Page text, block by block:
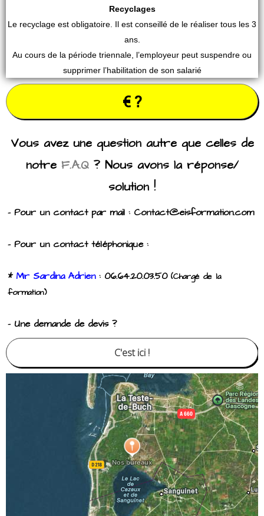
Recyclages
Le recyclage est obligatoire. Il est conseillé de le réaliser tous les 3
ans.
Au cours de la période triennale, l’employeur peut suspendre ou
supprimer l’habilitation de son salarié
€ ?
Vous avez une question autre que celles de
notre F.A.Q? Nous avons la réponse/
solution !
- Pour un contact par mail : Contact@eisformation.com
- Pour un contact téléphonique :
* Mr Sardina Adrien: 06.64.20.03.50 (Chargé de la
formation)
- Une demande de devis ?
C'est ici !